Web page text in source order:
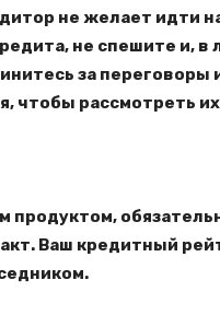
не желает идти
не спешите и, в
за переговоры
чтобы рассмотреть
продуктом,
Ваш кредитный